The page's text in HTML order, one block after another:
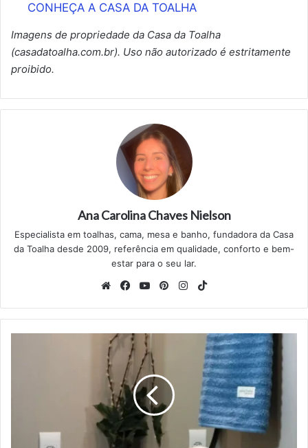
CONHEÇA A CASA DA TOALHA
Imagens de propriedade da Casa da Toalha
(casadatoalha.com.br). Uso não autorizado é estritamente
proibido.
Ana Carolina Chaves Nielson
Especialista em toalhas, cama, mesa e banho, fundadora da Casa
da Toalha desde 2009, referência em qualidade, conforto e bem-
estar para o seu lar.
WebsiteFacebook
YouTubePinterestInstagram